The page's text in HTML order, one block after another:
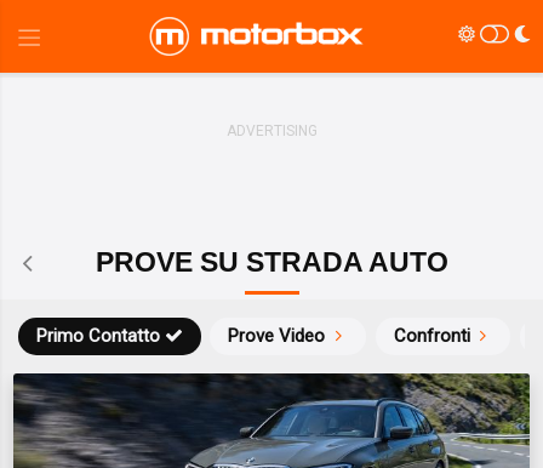
PROVE SU STRADA AUTO
Prove Video Confronti
Primo Contatto